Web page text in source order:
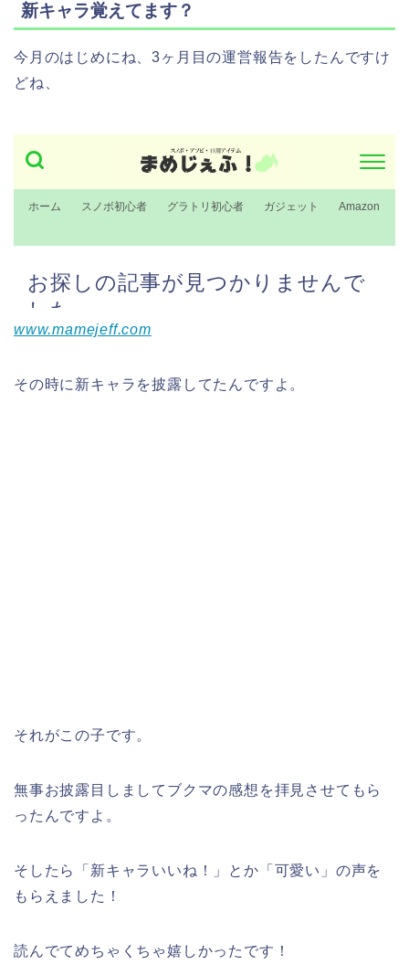
新キャラ覚えてます？
今月のはじめにね、3ヶ月目の運営報告をしたんですけ
どね、
www.mamejeff.com
その時に新キャラを披露してたんですよ。
それがこの子です。
無事お披露目しましてブクマの感想を拝見させてもら
ったんですよ。
そしたら「新キャラいいね！」とか「可愛い」の声を
もらえました！
読んでてめちゃくちゃ嬉しかったです！